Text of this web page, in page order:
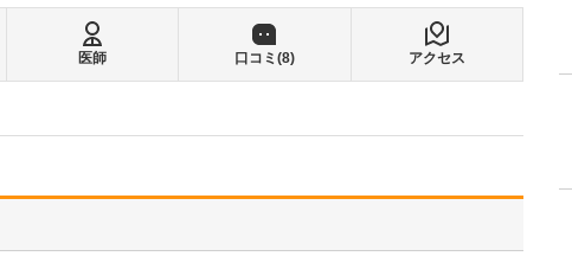
医師 口コミ(8) アクセス